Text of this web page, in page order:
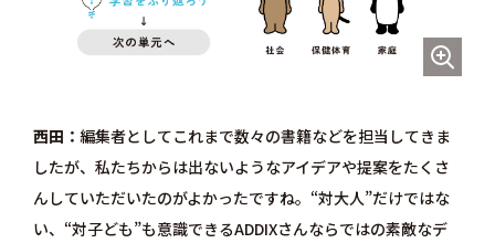
西田
編集者としてこれまで数々の書籍などを担当してきま
したが、私たちからは出ないようなアイデアや提案をたくさ
んしていただいたのがよかったですね。“対大人”だけではな
い、“対子ども”も意識できるADDIXさんならではの素敵なデ